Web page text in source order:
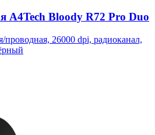
A4Tech Bloody R72 Pro Duo
проводная, 26000 dpi, радиоканал,